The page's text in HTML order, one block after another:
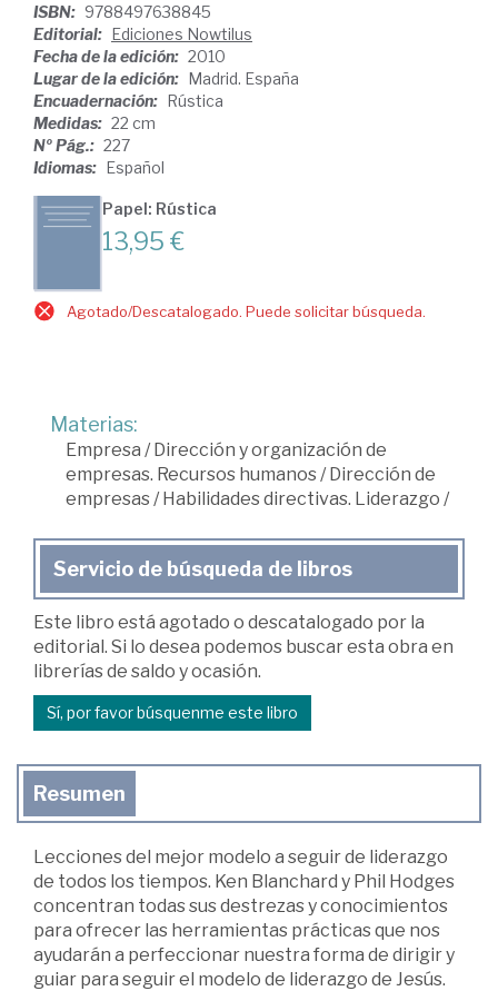
ISBN: 9788497638845
Editorial: Ediciones Nowtilus
Fecha de la edición: 2010
Lugar de la edición: Madrid. España
Encuadernación: Rústica
Medidas: 22 cm
Nº Pág.: 227
Idiomas: Español
Papel: Rústica
13,95 €
Agotado/Descatalogado. Puede solicitar búsqueda.
Materias:
Empresa /Dirección y organización de
empresas. Recursos humanos/Dirección de
empresas/Habilidades directivas. Liderazgo /
Servicio de búsqueda de libros
Este libro está agotado o descatalogado por la
editorial. Si lo desea podemos buscar esta obra en
librerías de saldo y ocasión.
Sí, por favor búsquenme este libro
Resumen
Lecciones del mejor modelo a seguir de liderazgo
de todos los tiempos. Ken Blanchard y Phil Hodges
concentran todas sus destrezas y conocimientos
para ofrecer las herramientas prácticas que nos
ayudarán a perfeccionar nuestra forma de dirigir y
guiar para seguir el modelo de liderazgo de Jesús.